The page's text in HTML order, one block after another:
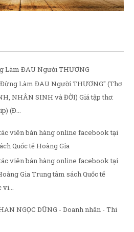
Làm ĐAU Người THƯƠNG
Làm ĐAU Người THƯƠNG" (Thơ
NHÂN SINH và ĐỜI) Giá tập thơ:
(Đ...
viên bán hàng online facebook tại
Quốc tế Hoàng Gia
viên bán hàng online facebook tại
Gia Trung tâm sách Quốc tế
vi...
NGỌC DŨNG - Doanh nhân - Thi